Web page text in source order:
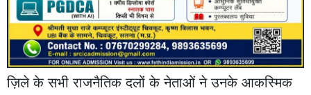
ज़िले के सभी राजनैतिक दलों के नेताओं ने उनके आकस्मिक